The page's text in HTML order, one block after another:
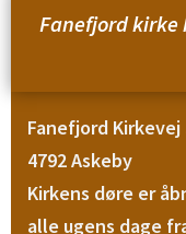
Fanefjord
Fanefjord Kirkevej
4792 Askeby
Kirkens døre er
alle ugens dage